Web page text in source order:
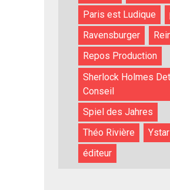
Paris est Ludique
Ravensburger
Repos Production
Sherlock Holmes
Conseil
Spiel des Jahres
Théo Rivière
éditeur